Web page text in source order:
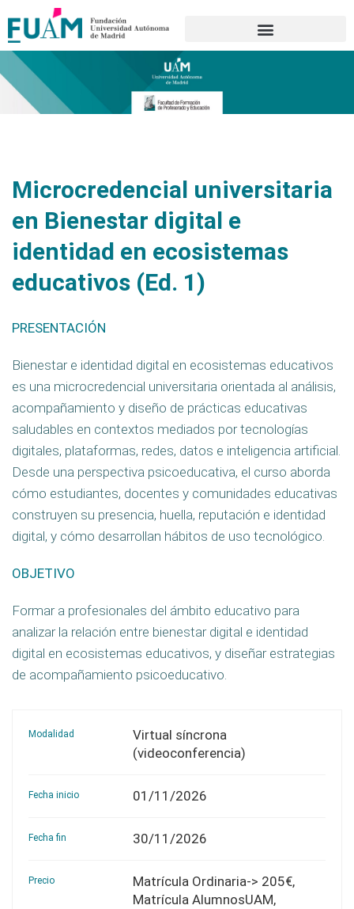
Microcredencial universitaria
en Bienestar digital e
identidad en ecosistemas
educativos (Ed. 1)
PRESENTACIÓN
Bienestar e identidad digital en ecosistemas educativos
es una microcredencial universitaria orientada al análisis,
acompañamiento y diseño de prácticas educativas
saludables en contextos mediados por tecnologías
digitales, plataformas, redes, datos e inteligencia artificial.
Desde una perspectiva psicoeducativa, el curso aborda
cómo estudiantes, docentes y comunidades educativas
construyen su presencia, huella, reputación e identidad
digital, y cómo desarrollan hábitos de uso tecnológico.
OBJETIVO
Formar a profesionales del ámbito educativo para
analizar la relación entre bienestar digital e identidad
digital en ecosistemas educativos, y diseñar estrategias
de acompañamiento psicoeducativo.
Modalidad
Virtual síncrona
(videoconferencia)
Fecha inicio 01/11/2026
Fecha fin 30/11/2026
Precio
Matrícula Ordinaria-> 205€,
Matrícula AlumnosUAM,